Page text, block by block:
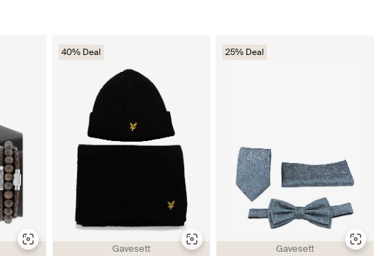
Gavesett
40% Deal
Gavesett
25% Deal